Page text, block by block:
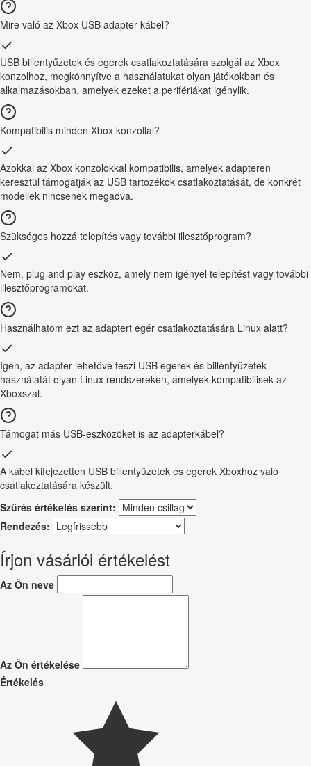
Mire való az Xbox USB adapter kábel?
USB billentyűzetek és egerek csatlakoztatására szolgál az Xbox
konzolhoz, megkönnyítve a használatukat olyan játékokban és
alkalmazásokban, amelyek ezeket a perifériákat igénylik.
Kompatibilis minden Xbox konzollal?
Azokkal az Xbox konzolokkal kompatibilis, amelyek adapteren
keresztül támogatják az USB tartozékok csatlakoztatását, de konkrét
modellek nincsenek megadva.
Szükséges hozzá telepítés vagy további illesztőprogram?
Nem, plug and play eszköz, amely nem igényel telepítést vagy további
illesztőprogramokat.
Használhatom ezt az adaptert egér csatlakoztatására Linux alatt?
Igen, az adapter lehetővé teszi USB egerek és billentyűzetek
használatát olyan Linux rendszereken, amelyek kompatibilisek az
Xboxszal.
Támogat más USB-eszközöket is az adapterkábel?
A kábel kifejezetten USB billentyűzetek és egerek Xboxhoz való
csatlakoztatására készült.
Szűrés értékelés szerint:
Rendezés:
Írjon vásárlói értékelést
Az Ön neve
Az Ön értékelése
Értékelés